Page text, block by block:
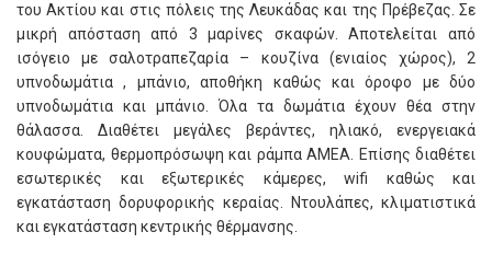
του Ακτίου και στις πόλεις της Λευκάδας και της Πρέβεζας. Σε
μικρή απόσταση από 3 μαρίνες σκαφών. Αποτελείται από
ισόγειο με σαλοτραπεζαρία – κουζίνα (ενιαίος χώρος), 2
υπνοδωμάτια , μπάνιο, αποθήκη καθώς και όροφο με δύο
υπνοδωμάτια και μπάνιο. Όλα τα δωμάτια έχουν θέα στην
θάλασσα. Διαθέτει μεγάλες βεράντες, ηλιακό, ενεργειακά
κουφώματα, θερμοπρόσωψη και ράμπα ΑΜΕΑ. Επίσης διαθέτει
εσωτερικές και εξωτερικές κάμερες, wifi καθώς και
εγκατάσταση δορυφορικής κεραίας. Ντουλάπες, κλιματιστικά
και εγκατάσταση κεντρικής θέρμανσης.